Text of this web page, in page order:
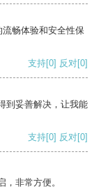
畅体验和安全性保
支持[0] 反对[0]
到妥善解决，让我能
支持[0] 反对[0]
非常方便。